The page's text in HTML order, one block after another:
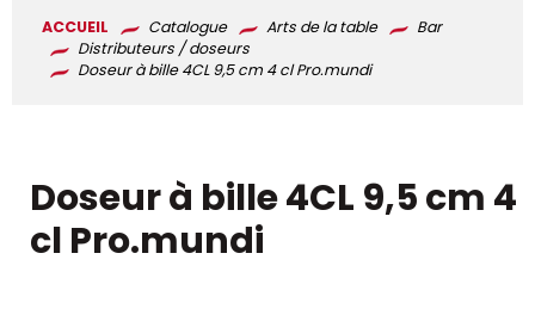
ACCUEIL Catalogue Arts de la table
Bar
Distributeurs / doseurs
Doseur à bille 4CL 9,5 cm 4 cl Pro.mundi
Doseur à bille 4CL 9,5 cm 4
cl Pro.mundi